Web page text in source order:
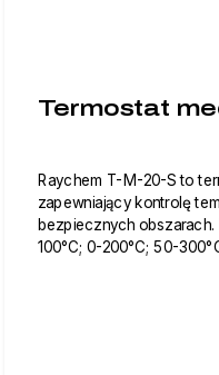
Termostat
Raychem T-M-20-S to
zapewniający kontrolę
bezpiecznych
100°C; 0-200°C; 50-